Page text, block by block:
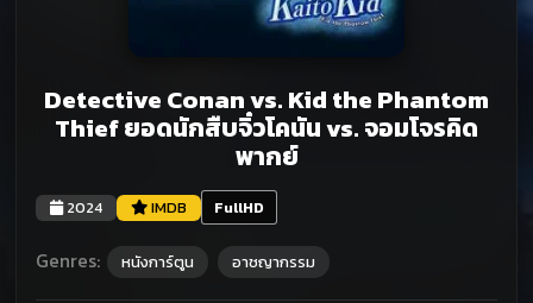
Detective Conan vs. Kid the Phantom
Thief ยอดนักสืบจิ๋วโคนัน vs. จอมโจรคิด
พากย์
2024 IMDB FullHD
Genres: หนังการ์ตูน อาชญากรรม